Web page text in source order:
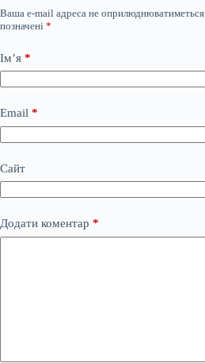
Ваша e-mail адреса не оприлюднюватиметься.
позначені *
Ім’я *
Email *
Сайт
Додати коментар *